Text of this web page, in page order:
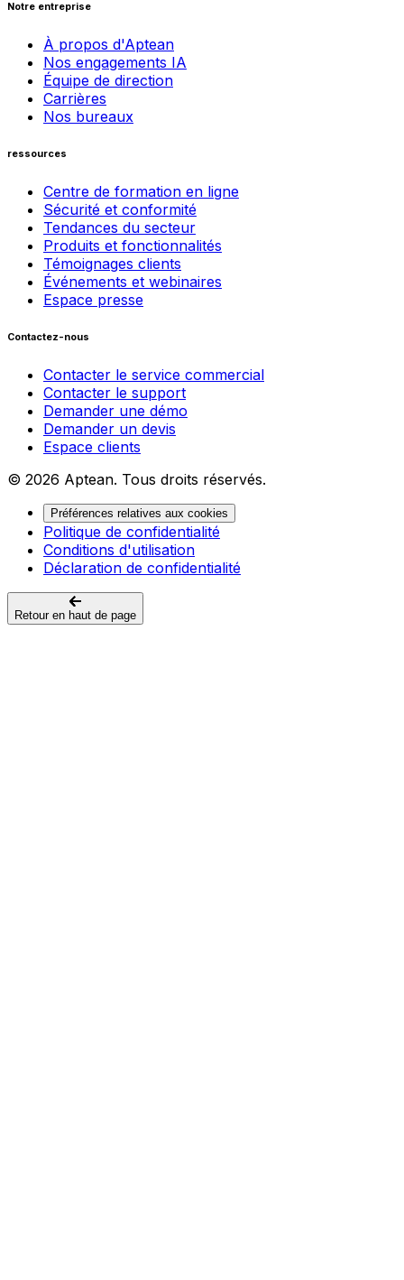
Notre entreprise
À propos d'Aptean
Nos engagements IA
Équipe de direction
Carrières
Nos bureaux
ressources
Centre de formation en ligne
Sécurité et conformité
Tendances du secteur
Produits et fonctionnalités
Témoignages clients
Événements et webinaires
Espace presse
Contactez-nous
Contacter le service commercial
Contacter le support
Demander une démo
Demander un devis
Espace clients
© 2026 Aptean. Tous droits réservés.
Préférences relatives aux cookies
Politique de confidentialité
Conditions d'utilisation
Déclaration de confidentialité
Retour en haut de page